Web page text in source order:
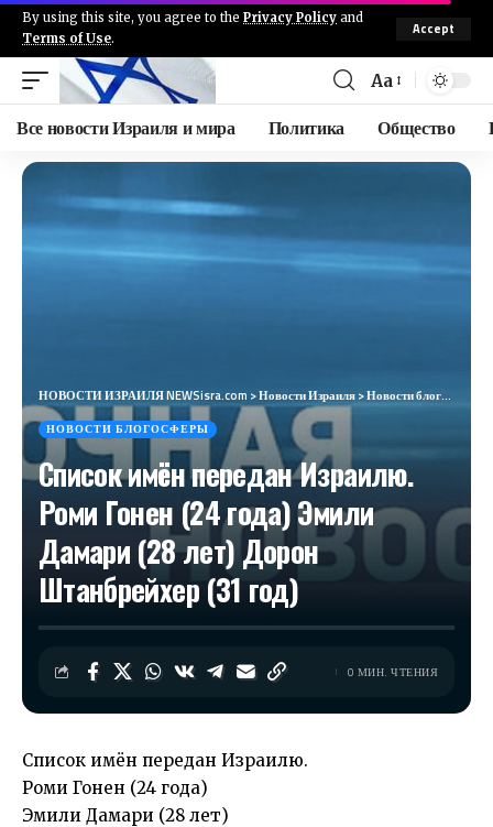
By using this site, you agree to the Privacy Policy and
Terms of Use.
Accept
Aa
Все новости Израиля и мира Политика Общество
НОВОСТИ ИЗРАИЛЯ NEWSisra.com >Новости Израиля>Новости блогосферы
НОВОСТИ БЛОГОСФЕРЫ
Список имён передан Израилю.
Роми Гонен (24 года) Эмили
Дамари (28 лет) Дорон
Штанбрейхер (31 год)
0 МИН. ЧТЕНИЯ
Список имён передан Израилю.
Роми Гонен (24 года)
Эмили Дамари (28 лет)